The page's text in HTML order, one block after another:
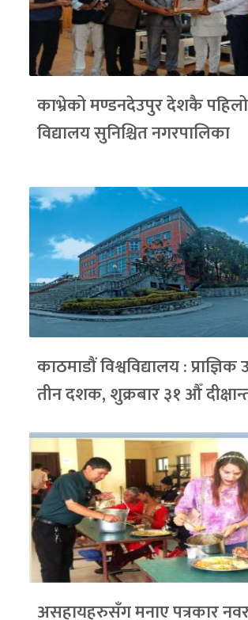
काभ्रेको मण्डनदेउपुर देशकै
विद्यालय सुनिश्चित नगरपालिका
काठमाडौं विश्वविद्यालय : प्राज्ञिक
तीन दशक, शुक्रबार ३१ औँ
असहायहरुसँग मनाए पत्रकार